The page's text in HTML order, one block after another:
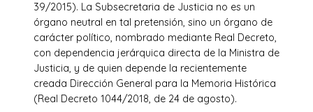
39/2015). La Subsecretaria de Justicia no es un
órgano neutral en tal pretensión, sino un órgano de
carácter político, nombrado mediante Real Decreto,
con dependencia jerárquica directa de la Ministra de
Justicia, y de quien depende la recientemente
creada Dirección General para la Memoria Histórica
(Real Decreto 1044/2018, de 24 de agosto).